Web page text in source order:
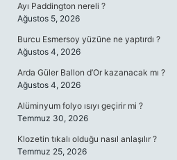
Ayı Paddington nereli ?
Ağustos 5, 2026
Burcu Esmersoy yüzüne ne yaptırdı ?
Ağustos 4, 2026
Arda Güler Ballon d’Or kazanacak mı ?
Ağustos 4, 2026
Alüminyum folyo ısıyı geçirir mi ?
Temmuz 30, 2026
Klozetin tıkalı olduğu nasıl anlaşılır ?
Temmuz 25, 2026